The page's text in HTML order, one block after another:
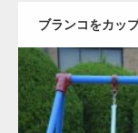
ブランコをカッ